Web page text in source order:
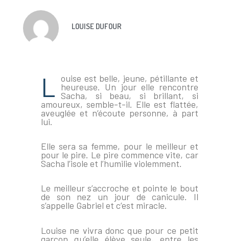
LOUISE DUFOUR
L ouise est belle, jeune, pétillante et
heureuse. Un jour elle rencontre
Sacha, si beau, si brillant, si
amoureux, semble-t-il. Elle est flattée,
aveuglée et n’écoute personne, à part
lui.
Elle sera sa femme, pour le meilleur et
pour le pire. Le pire commence vite, car
Sacha l’isole et l’humilie violemment.
Le meilleur s’accroche et pointe le bout
de son nez un jour de canicule. Il
s’appelle Gabriel et c’est miracle.
Louise ne vivra donc que pour ce petit